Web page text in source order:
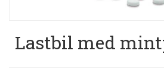
Lastbil med